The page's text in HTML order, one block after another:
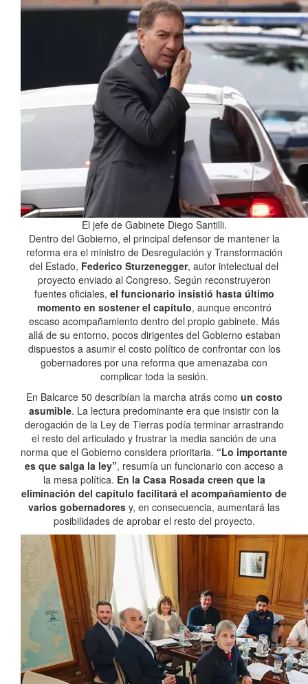
El jefe de Gabinete Diego Santilli.
Dentro del Gobierno, el principal defensor de mantener la
reforma era el ministro de Desregulación y Transformación
del Estado, Federico Sturzenegger, autor intelectual del
proyecto enviado al Congreso. Según reconstruyeron
fuentes oficiales, el funcionario insistió hasta último
momento en sostener el capítulo, aunque encontró
escaso acompañamiento dentro del propio gabinete. Más
allá de su entorno, pocos dirigentes del Gobierno estaban
dispuestos a asumir el costo político de confrontar con los
gobernadores por una reforma que amenazaba con
complicar toda la sesión.
En Balcarce 50 describían la marcha atrás como un costo
asumible. La lectura predominante era que insistir con la
derogación de la Ley de Tierras podía terminar arrastrando
el resto del articulado y frustrar la media sanción de una
norma que el Gobierno considera prioritaria. “Lo importante
es que salga la ley”, resumía un funcionario con acceso a
la mesa política. En la Casa Rosada creen que la
eliminación del capítulo facilitará el acompañamiento de
varios gobernadores y, en consecuencia, aumentará las
posibilidades de aprobar el resto del proyecto.